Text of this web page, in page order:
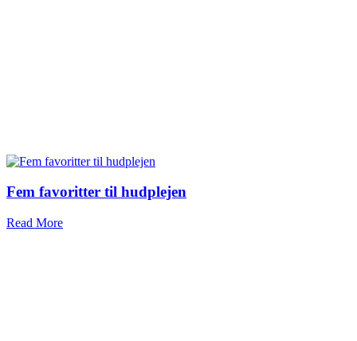
Fem favoritter til hudplejen
Read More